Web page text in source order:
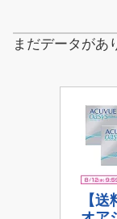
まだデータがあ